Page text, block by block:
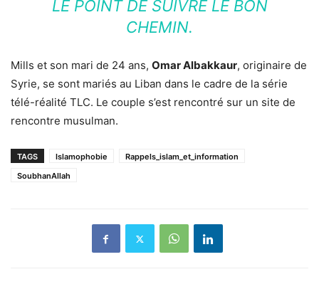
LE POINT DE SUIVRE LE BON
CHEMIN.
Mills et son mari de 24 ans, Omar Albakkaur, originaire de
Syrie, se sont mariés au Liban dans le cadre de la série
télé-réalité TLC. Le couple s’est rencontré sur un site de
rencontre musulman.
TAGS Islamophobie
Rappels_islam_et_information
SoubhanAllah